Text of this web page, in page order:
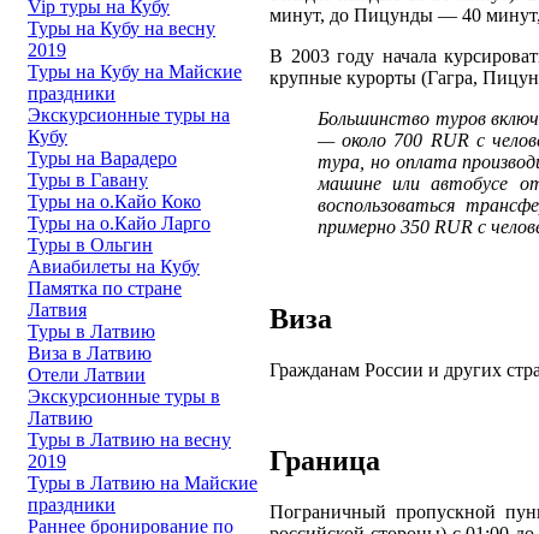
Vip туры на Кубу
Туры на Кубу на весну
2019
Туры на Кубу на Майские
праздники
Экскурсионные туры на
Кубу
Туры на Варадеро
Туры в Гавану
Туры на о.Кайо Коко
Туры на о.Кайо Ларго
Туры в Ольгин
Авиабилеты на Кубу
Памятка по стране
Латвия
Туры в Латвию
Виза в Латвию
Отели Латвии
Экскурсионные туры в
Латвию
Туры в Латвию на весну
2019
Туры в Латвию на Майские
праздники
Раннее бронирование по
минут, до Пицунды — 40
В 2003 году начала
крупные курорты (Гагра,
Большинство туров
— около 700 RUR с
тура, но оплата
машине или автобусе
воспользоваться
примерно 350 RUR с
Виза
Гражданам России и других
Граница
Пограничный пропускной